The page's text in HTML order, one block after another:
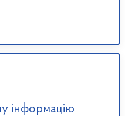
інформацію